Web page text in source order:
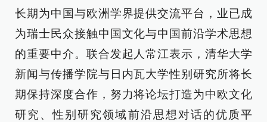
长期为中国与欧洲学界提供交流平台，业已成
为瑞士民众接触中国文化与中国前沿学术思想
的重要中介。联合发起人常江表示，清华大学
新闻与传播学院与日内瓦大学性别研究所将长
期保持深度合作，努力将论坛打造为中欧文化
研究、性别研究领域前沿思想对话的优质平